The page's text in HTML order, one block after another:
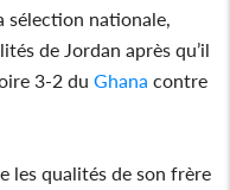
sélection nationale,
de Jordan après qu’il
3-2 duGhana contre
les qualités de son frère